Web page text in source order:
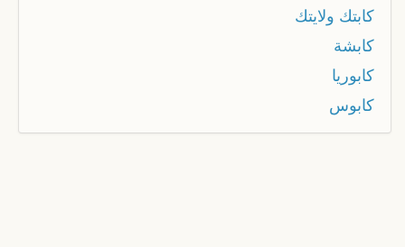
كابتك ولايتك
كابشة
كابوريا
كابوس